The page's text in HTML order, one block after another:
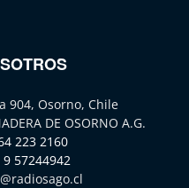
904, Osorno, Chile
DE OSORNO A.G.
223 2160
9 57244942